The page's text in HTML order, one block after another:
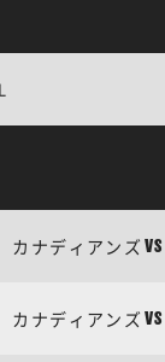
カナディアンズ VS
カナディアンズ VS